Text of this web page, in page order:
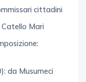
cittadini
Catello Mari
da Musumeci